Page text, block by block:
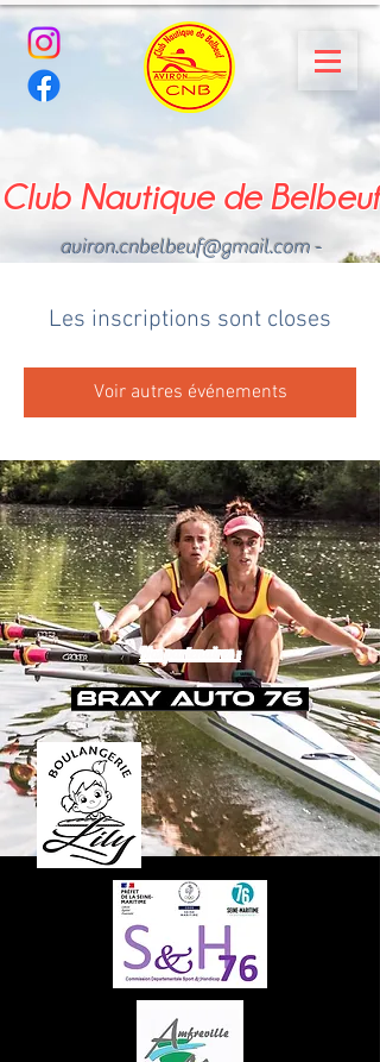
Club Nautique de Belbeuf
aviron.cnbelbeuf@gmail.com-
Les inscriptions sont closes
Voir autres événements
Nos partenaires :